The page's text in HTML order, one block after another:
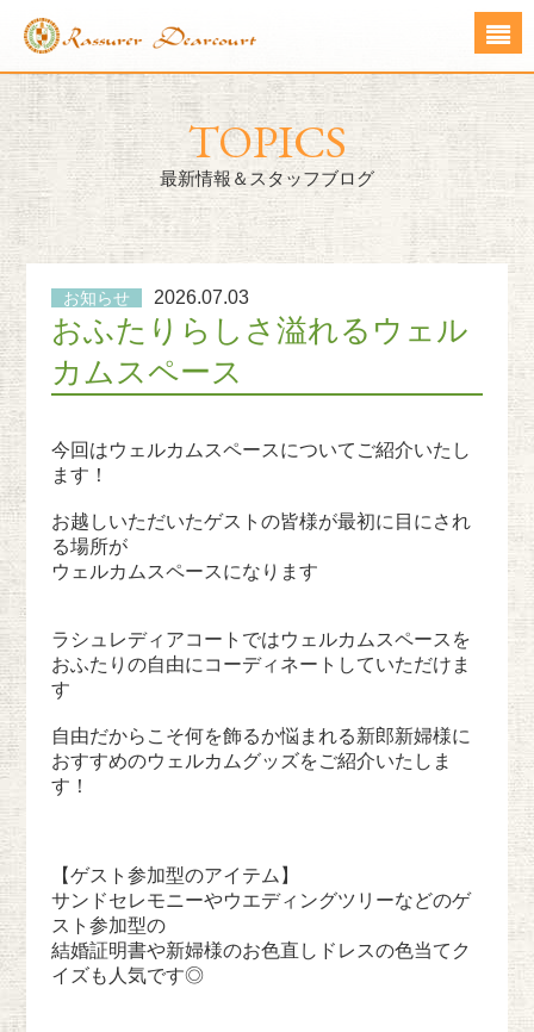
TOPICS
最新情報＆スタッフブログ
お知らせ 2026.07.03
おふたりらしさ溢れるウェル
カムスペース
今回はウェルカムスペースについてご紹介いたし
ます！
お越しいただいたゲストの皆様が最初に目にされ
る場所が
ウェルカムスペースになります
ラシュレディアコートではウェルカムスペースを
おふたりの自由にコーディネートしていただけま
す
自由だからこそ何を飾るか悩まれる新郎新婦様に
おすすめのウェルカムグッズをご紹介いたしま
す！
【ゲスト参加型のアイテム】
サンドセレモニーやウエディングツリーなどのゲ
スト参加型の
結婚証明書や新婦様のお色直しドレスの色当てク
イズも人気です◎